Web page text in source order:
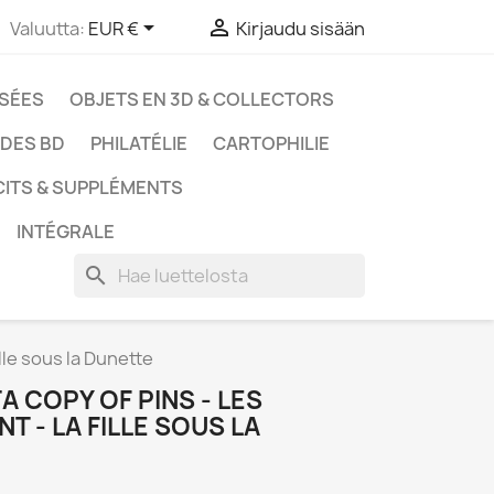
Valuutta: EUR €  Kirjaudu sisään
OBJETS EN 3D & COLLECTORS
BD PHILATÉLIE
CARTOPHILIE
& SUPPLÉMENTS
INTÉGRALE
search
sous la Dunette
COPY OF PINS - LES
- LA FILLE SOUS LA